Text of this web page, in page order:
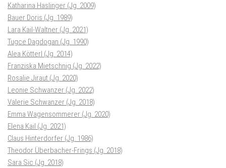
Katharina Haslinger (Jg. 2009)
Bauer Doris (Jg. 1989)
Lara Kail-Waltner (Jg. 2021)
Tugce Dagdogan (Jg. 1990)
Alea Kötterl (Jg. 2014)
Franziska Mietschnig (Jg. 2022)
Rosalie Jiraut (Jg. 2020)
Leonie Schwanzer (Jg. 2022)
Valerie Schwanzer (Jg. 2018)
Emma Wagensommerer (Jg. 2020)
Elena Kail (Jg. 2021)
Claus Hinterdorfer (Jg. 1986)
Theodor Überbacher-Frings (Jg. 2018)
Sara Sic (Jg. 2018)